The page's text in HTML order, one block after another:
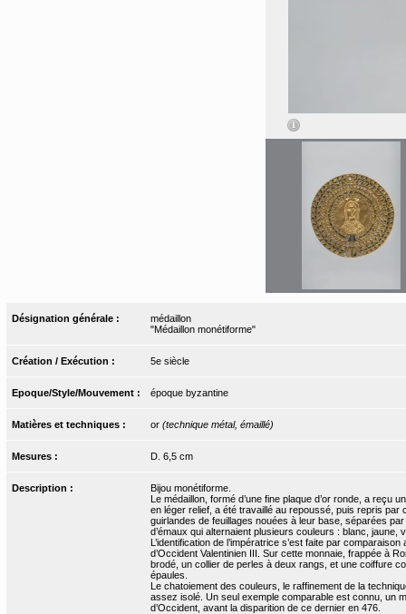
Désignation générale :
médaillon
"Médaillon monétiforme"
Création / Exécution : 5e siècle
Epoque/Style/Mouvement : époque byzantine
Matières et techniques : or (technique métal, émaillé)
Mesures : D. 6,5 cm
Description :
Bijou monétiforme.
Le médaillon, formé d’une fine plaque d’or ronde, a reçu
en léger relief, a été travaillé au repoussé, puis repris par
guirlandes de feuillages nouées à leur base, séparées
d’émaux qui alternaient plusieurs couleurs : blanc, jaune,
L’identification de l’impératrice s’est faite par
d’Occident Valentinien III. Sur cette monnaie, frappée à
brodé, un collier de perles à deux rangs, et une coiffure
épaules.
Le chatoiement des couleurs, le raffinement de la
assez isolé. Un seul exemple comparable est connu, un
d’Occident, avant la disparition de ce dernier en 476.